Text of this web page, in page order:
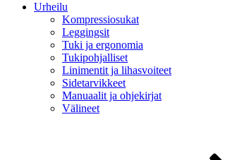
Urheilu
Kompressiosukat
Leggingsit
Tuki ja ergonomia
Tukipohjalliset
Linimentit ja lihasvoiteet
Sidetarvikkeet
Manuaalit ja ohjekirjat
Välineet